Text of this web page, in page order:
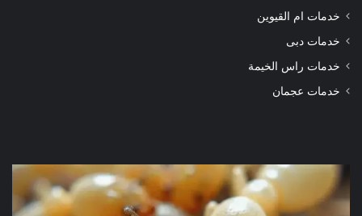
خدمات ام القيوين
خدمات دبى
خدمات راس الخيمة
خدمات عجمان
شركة
مكافحة
الرمة